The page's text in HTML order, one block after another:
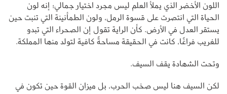
اللون الأخضر الذي يملأ العلم ليس مجرد اختيار جمالي؛ إنه لون
الحياة التي انتصرت على قسوة الرمل، ولون الطمأنينة التي تنبت حين
يستقر العدل في الأرض. كأن الراية تقول إن الصحراء التي تبدو
للغريب فراغًا، كانت في الحقيقة مساحةً كافية لتولد منها المملكة.
وتحت الشهادة يقف السيف.
لكن السيف هنا ليس صخب الحرب، بل ميزان القوة حين تكون في